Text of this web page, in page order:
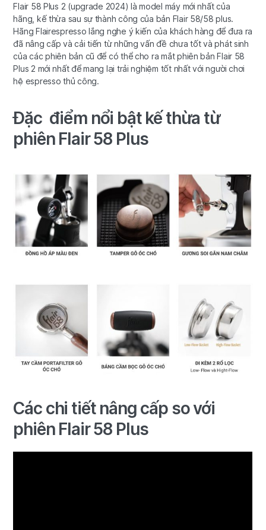
Flair 58 Plus 2 (upgrade 2024) là model máy mới nhất của
hãng, kế thừa sau sự thành công của bản Flair 58/58 plus.
Hãng Flairespresso lắng nghe ý kiến của khách hàng để đưa ra
đã nâng cấp và cải tiến từ những vấn đề chưa tốt và phát sinh
của các phiên bản cũ để có thể cho ra mắt phiên bản Flair 58
Plus 2 mới nhất để mang lại trải nghiệm tốt nhất với người chơi
hệ espresso thủ công.
Đặc điểm nổi bật kế thừa từ
phiên Flair 58 Plus
Các chi tiết nâng cấp so với
phiên Flair 58 Plus